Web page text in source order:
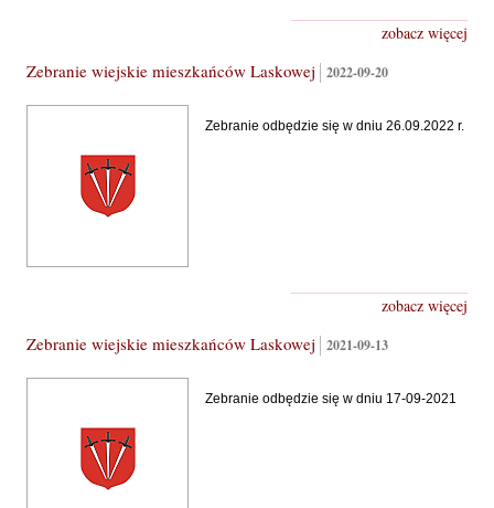
zobacz więcej
Zebranie wiejskie mieszkańców Laskowej 2022-09-20
Zebranie odbędzie się w dniu 26.09.2022 r.
zobacz więcej
Zebranie wiejskie mieszkańców Laskowej 2021-09-13
Zebranie odbędzie się w dniu 17-09-2021